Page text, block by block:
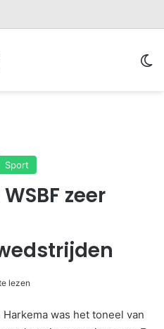
Sport
zeer
lezen
was het toneel van